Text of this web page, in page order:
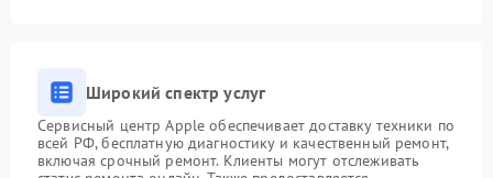
Широкий спектр услуг
Сервисный центр Apple обеспечивает доставку техники по
всей РФ, бесплатную диагностику и качественный ремонт,
включая срочный ремонт. Клиенты могут отслеживать